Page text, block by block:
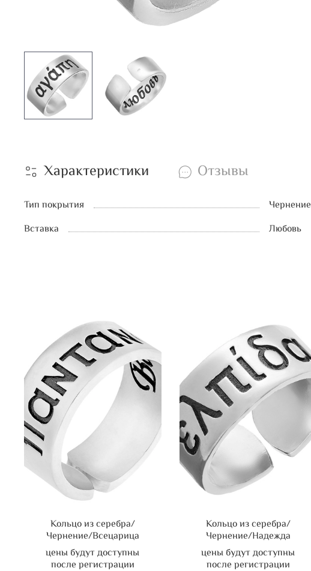
Характеристики Отзывы
Тип покрытия Чернение
Вставка
Любовь
Кольцо из серебра/
Чернение/Всецарица
цены будут доступны
после регистрации
Кольцо из серебра/
Чернение/Надежда
цены будут доступны
после регистрации